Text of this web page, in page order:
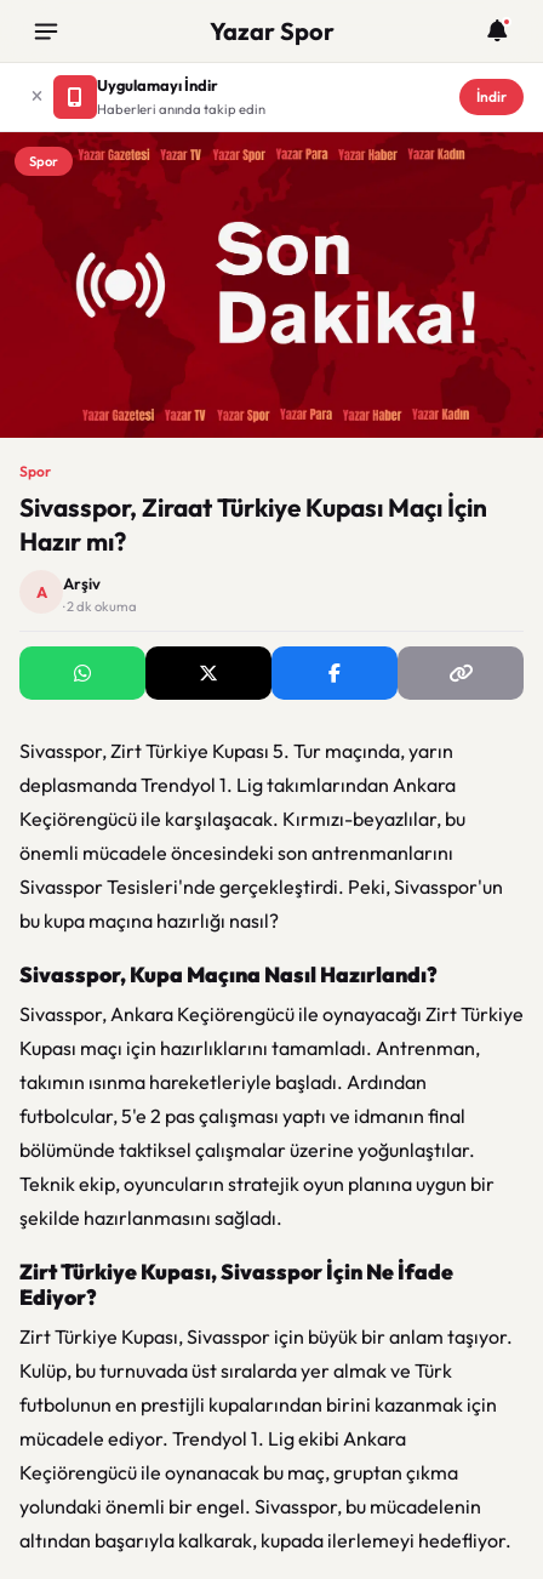
Yazar Spor
Uygulamayı İndir
Haberleri anında takip edin
İndir
Spor
Spor
Sivasspor, Ziraat Türkiye Kupası Maçı İçin
Hazır mı?
A Arşiv
· 2 dk okuma
Sivasspor, Zirt Türkiye Kupası 5. Tur maçında, yarın
deplasmanda Trendyol 1. Lig takımlarından Ankara
Keçiörengücü ile karşılaşacak. Kırmızı-beyazlılar, bu
önemli mücadele öncesindeki son antrenmanlarını
Sivasspor Tesisleri'nde gerçekleştirdi. Peki, Sivasspor'un
bu kupa maçına hazırlığı nasıl?
Sivasspor, Kupa Maçına Nasıl Hazırlandı?
Sivasspor, Ankara Keçiörengücü ile oynayacağı Zirt Türkiye
Kupası maçı için hazırlıklarını tamamladı. Antrenman,
takımın ısınma hareketleriyle başladı. Ardından
futbolcular, 5'e 2 pas çalışması yaptı ve idmanın final
bölümünde taktiksel çalışmalar üzerine yoğunlaştılar.
Teknik ekip, oyuncuların stratejik oyun planına uygun bir
şekilde hazırlanmasını sağladı.
Zirt Türkiye Kupası, Sivasspor İçin Ne İfade
Ediyor?
Zirt Türkiye Kupası, Sivasspor için büyük bir anlam taşıyor.
Kulüp, bu turnuvada üst sıralarda yer almak ve Türk
futbolunun en prestijli kupalarından birini kazanmak için
mücadele ediyor. Trendyol 1. Lig ekibi Ankara
Keçiörengücü ile oynanacak bu maç, gruptan çıkma
yolundaki önemli bir engel. Sivasspor, bu mücadelenin
altından başarıyla kalkarak, kupada ilerlemeyi hedefliyor.